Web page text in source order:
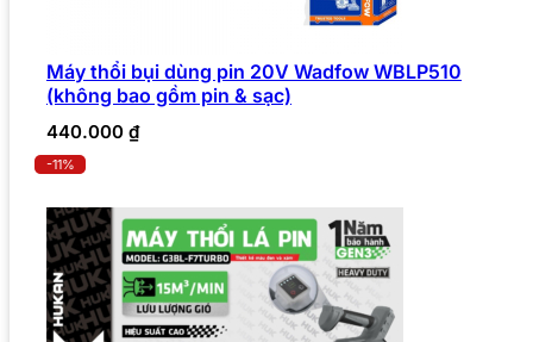
Máy thổi bụi dùng pin 20V Wadfow WBLP510
(không bao gồm pin & sạc)
440.000 ₫
-11%